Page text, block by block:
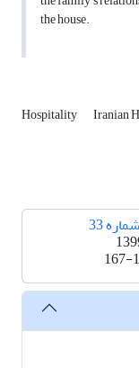
the house.
Hospitality Iranian
167-